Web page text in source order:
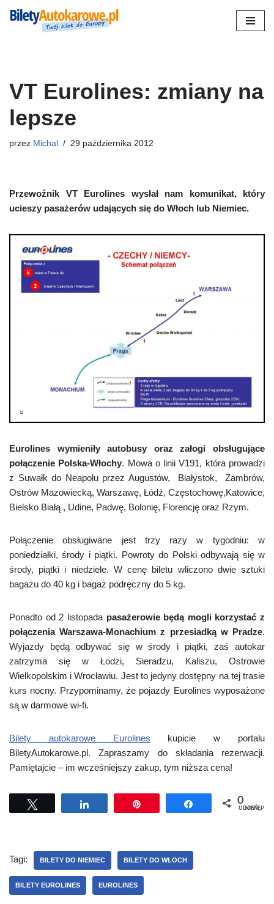
VT Eurolines: zmiany na
lepsze
przez Michal 29 października 2012
Przewoźnik VT Eurolines wysłał nam komunikat, który
ucieszy pasażerów udających się do Włoch lub Niemiec.
Eurolines wymieniły autobusy oraz załogi obsługujące
połączenie Polska-Włochy. Mowa o linii V191, która prowadzi
z Suwałk do Neapolu przez Augustów, Białystok, Zambrów,
Ostrów Mazowiecką, Warszawę, Łódź, Częstochowę,Katowice,
Bielsko Białą , Udine, Padwę, Bolonię, Florencję oraz Rzym.
Połączenie obsługiwane jest trzy razy w tygodniu: w
poniedziałki, środy i piątki. Powroty do Polski odbywają się w
środy, piątki i niedziele. W cenę biletu wliczono dwie sztuki
bagażu do 40 kg i bagaż podręczny do 5 kg.
Ponadto od 2 listopada pasażerowie będą mogli korzystać z
połączenia Warszawa-Monachium z przesiadką w Pradze.
Wyjazdy będą odbywać się w środy i piątki, zaś autokar
zatrzyma się w Łodzi, Sieradzu, Kaliszu, Ostrowie
Wielkopolskim i Wrocławiu. Jest to jedyny dostępny na tej trasie
kurs nocny. Przypominamy, że pojazdy Eurolines wyposażone
są w darmowe wi-fi.
Bilety autokarowe Eurolines kupicie w portalu
BiletyAutokarowe.pl. Zapraszamy do składania rezerwacji.
Pamiętajcie – im wcześniejszy zakup, tym niższa cena!
Udostępnij Udostępnij
0
UDOSTĘPNIEŃ
Tagi: BILETY DO NIEMIEC BILETY DO WŁOCH
BILETY EUROLINES EUROLINES